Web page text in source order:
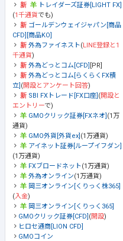
トレイダーズ証券[LIGHT FX]
(1千通貨でも)
ゴールデンウェイジャパン[商品
CFD][商品KO]
外為ファイネスト(LINE登録と1
千通貨)
外為どっとコム[CFD] [PR]
外為どっとコム[らくらくFX積
立] (開設とアンケート回答)
SBI FXトレード[FX口座] (開設と
エントリーで)
GMOクリック証券[FXネオ] (1万
通貨)
GMO外貨[外貨ex] (1万通貨)
アイネット証券[ループイフダン]
(1万通貨)
FXブロードネット(1万通貨)
外為オンライン(1万通貨)
岡三オンライン[くりっく株365]
(入金)
岡三オンライン[くりっく365]
GMOクリック証券[CFD] (開設)
ヒロセ通商[LION CFD]
GMOコイン